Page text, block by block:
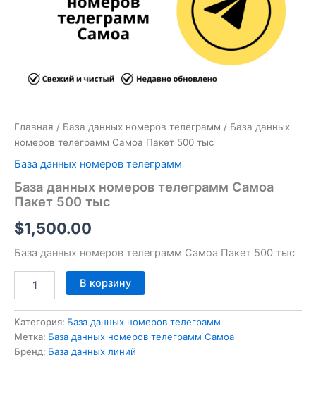
Главная / База данных номеров телеграмм / База данных
номеров телеграмм Самоа Пакет 500 тыс
База данных номеров телеграмм
База данных номеров телеграмм Самоа
Пакет 500 тыс
$1,500.00
База данных номеров телеграмм Самоа Пакет 500 тыс
телеграмм
В корзину
Категория: База данных номеров телеграмм
Метка: База данных номеров телеграмм Самоа
Бренд: База данных линий